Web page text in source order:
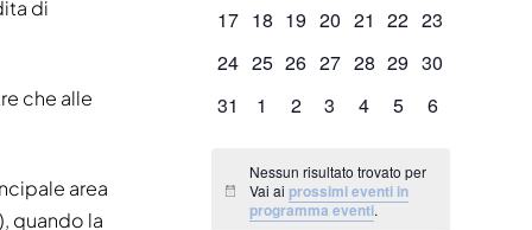
di
che alle
area
quando la
0
17 0
18 0
19 0
20 0
21 0
22 0
23
0
24 0
25 0
26 0
27 0
28 0
29 0
30
0
31
0
1
0
2
0
3
0
4
0
5
0
6
Notice
Nessun risultato trovato per
Vai aiprossimi eventi in
programma eventi.